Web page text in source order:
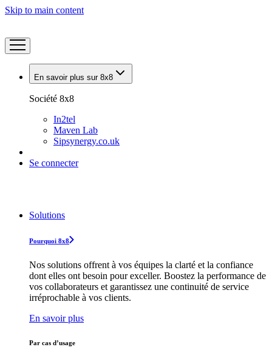
Skip to main content
En savoir plus sur 8x8
Société 8x8
In2tel
Maven Lab
Sipsynergy.co.uk
Se connecter
Solutions
Pourquoi 8x8
Nos solutions offrent à vos équipes la clarté et la confiance
dont elles ont besoin pour exceller. Boostez la performance de
vos collaborateurs et garantissez une continuité de service
irréprochable à vos clients.
En savoir plus
Par cas d’usage